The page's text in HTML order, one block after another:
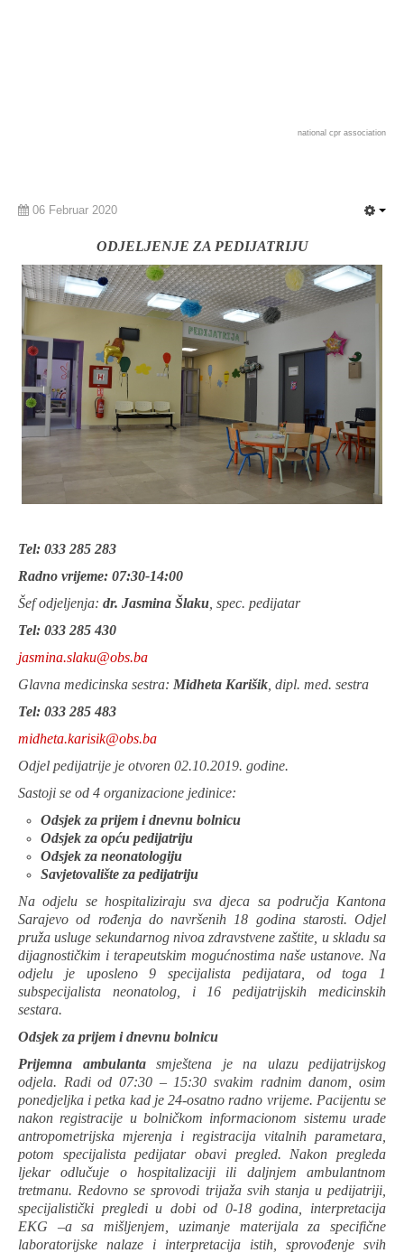
national cpr association
06 Februar 2020
ODJELJENJE ZA PEDIJATRIJU
Tel: 033 285 283
Radno vrijeme: 07:30-14:00
Šef odjeljenja: dr. Jasmina Šlaku , spec. pedijatar
Tel: 033 285 430
jasmina.slaku@obs.ba
Glavna medicinska sestra: Midheta Karišik , dipl. med. sestra
Tel: 033 285 483
midheta.karisik@obs.ba
Odjel pedijatrije je otvoren 02.10.2019. godine.
Sastoji se od 4 organizacione jedinice:
Odsjek za prijem i dnevnu bolnicu
Odsjek za opću pedijatriju
Odsjek za neonatologiju
Savjetovalište za pedijatriju
Na odjelu se hospitaliziraju sva djeca sa područja Kantona
Sarajevo od rođenja do navršenih 18 godina starosti. Odjel
pruža usluge sekundarnog nivoa zdravstvene zaštite, u skladu sa
dijagnostičkim i terapeutskim mogućnostima naše ustanove. Na
odjelu je uposleno 9 specijalista pedijatara, od toga 1
subspecijalista neonatolog, i 16 pedijatrijskih medicinskih
sestara.
Odsjek za prijem i dnevnu bolnicu
Prijemna ambulantasmještena je na ulazu pedijatrijskog
odjela. Radi od 07:30 – 15:30 svakim radnim danom, osim
ponedjeljka i petka kad je 24-osatno radno vrijeme. Pacijentu se
nakon registracije u bolničkom informacionom sistemu urade
antropometrijska mjerenja i registracija vitalnih parametara,
potom specijalista pedijatar obavi pregled. Nakon pregleda
ljekar odlučuje o hospitalizaciji ili daljnjem ambulantnom
tretmanu. Redovno se sprovodi trijaža svih stanja u pedijatriji,
specijalistički pregledi u dobi od 0-18 godina, interpretacija
EKG –a sa mišljenjem, uzimanje materijala za specifične
laboratorijske nalaze i interpretacija istih, sprovođenje svih